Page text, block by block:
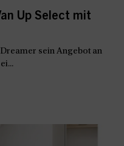
Up Select mit
sein Angebot an